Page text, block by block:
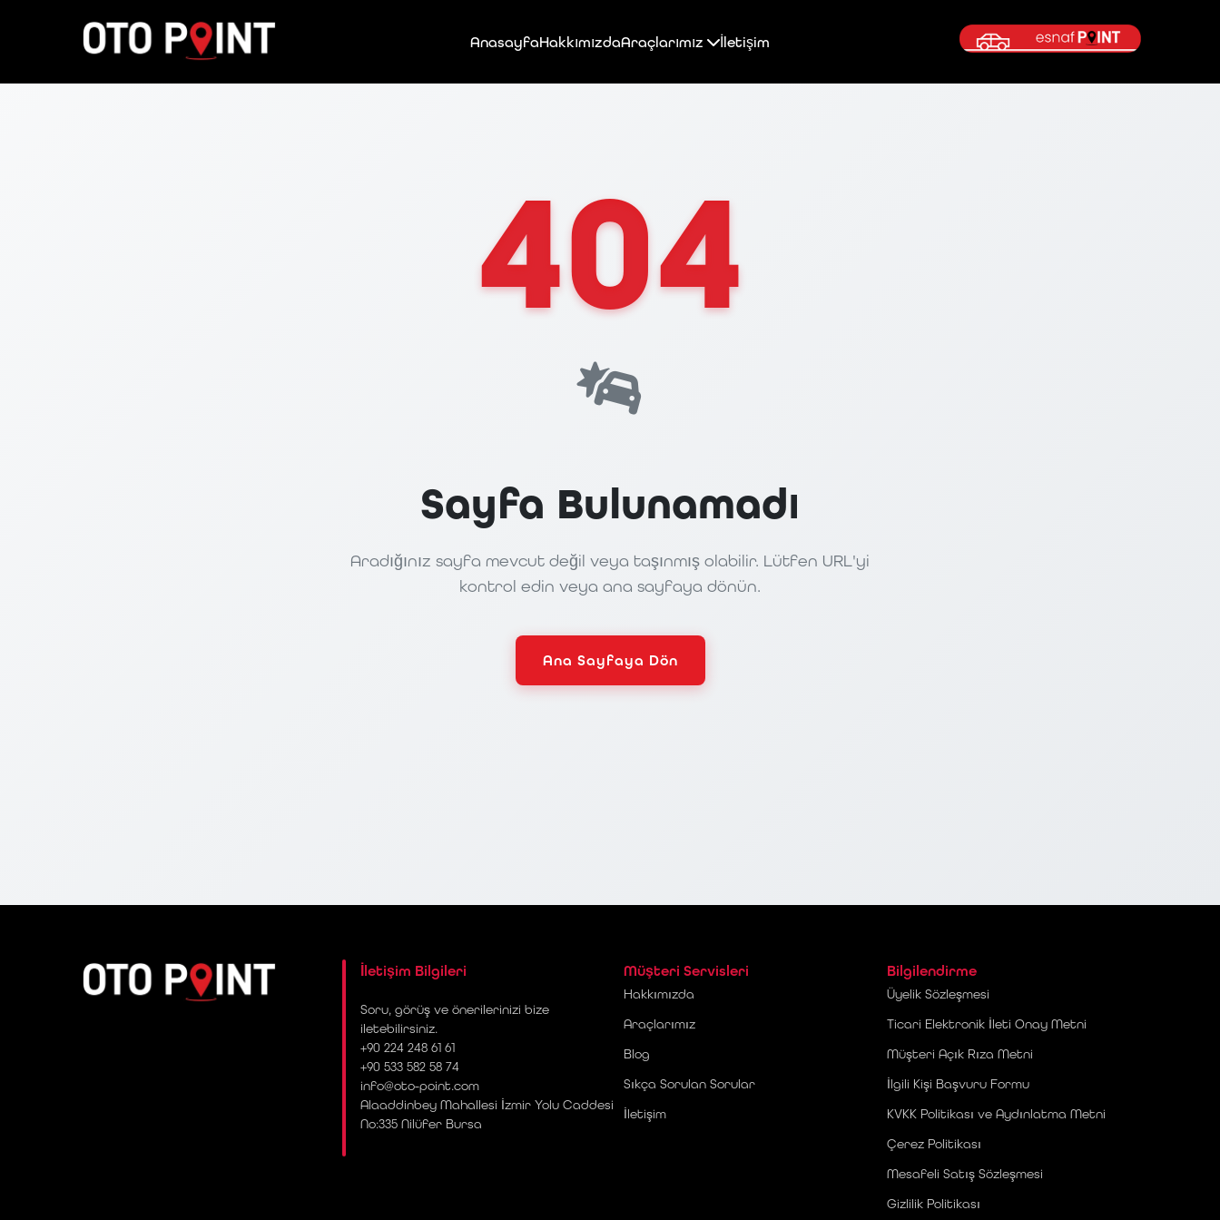
AnasayfaHakkımızdaAraçlarımız İletişim
404
Sayfa Bulunamadı
Aradığınız sayfa mevcut değil veya taşınmış olabilir. Lütfen URL'yi
kontrol edin veya ana sayfaya dönün.
Ana Sayfaya Dön
İletişim Bilgileri
Soru, görüş ve önerilerinizi bize
iletebilirsiniz.
+90 224 248 61 61
+90 533 582 58 74
info@oto-point.com
Alaaddinbey Mahallesi İzmir Yolu Caddesi
No:335 Nilüfer Bursa
Müşteri Servisleri
Hakkımızda
Araçlarımız
Blog
Sıkça Sorulan Sorular
İletişim
Bilgilendirme
Üyelik Sözleşmesi
Ticari Elektronik İleti Onay Metni
Müşteri Açık Rıza Metni
İlgili Kişi Başvuru Formu
KVKK Politikası ve Aydınlatma Metni
Çerez Politikası
Mesafeli Satış Sözleşmesi
Gizlilik Politikası